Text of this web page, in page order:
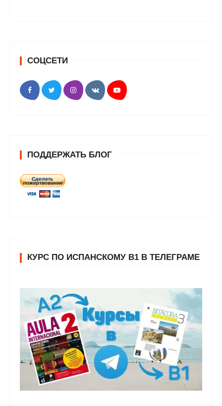
СОЦСЕТИ
ПОДДЕРЖАТЬ БЛОГ
КУРС ПО ИСПАНСКОМУ В1 В ТЕЛЕГРАМЕ